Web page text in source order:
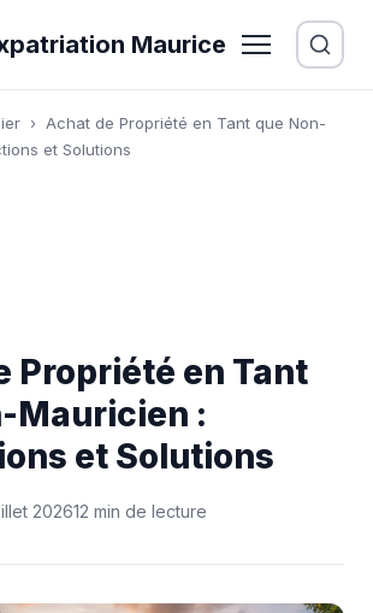
Maurice
›
Achat de Propriété en Tant que Non-
et Solutions
Propriété en Tant
Mauricien :
et Solutions
202612 min de lecture